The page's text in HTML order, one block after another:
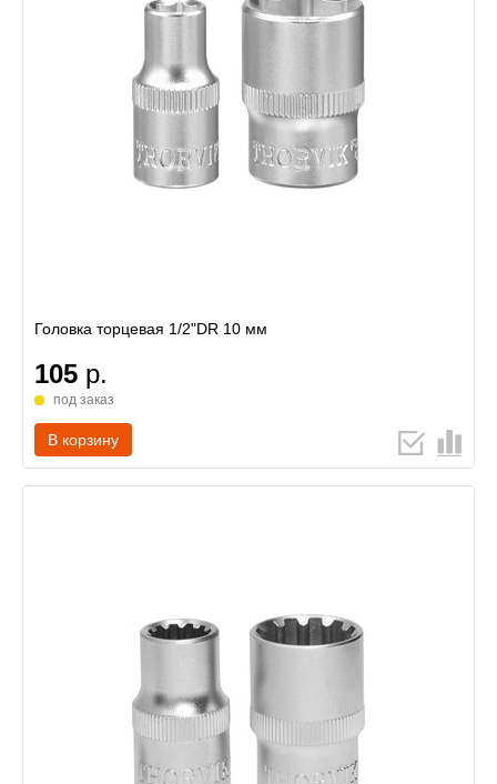
Головка торцевая 1/2"DR 10 мм
105 р.
под заказ
В корзину